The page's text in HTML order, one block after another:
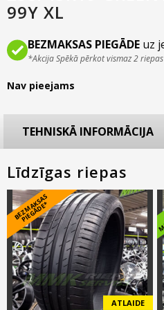
99Y XL
BEZMAKSAS PIEGĀDE uz
*Akcija Spēkā pērkot vismaz 2 riepas
Nav pieejams
TEHNISKĀ INFORMĀCIJA
Līdzīgas riepas
B
E
Z
M
A
K
S
A
S
PI
E
G
Ā
D
E
*
ATLAIDE